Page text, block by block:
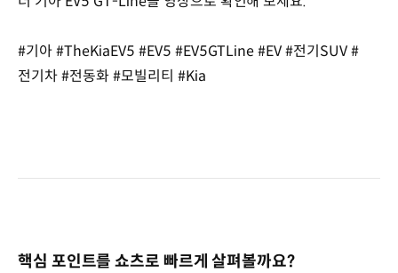
#기아 #TheKiaEV5 #EV5 #EV5GTLine #EV #전기SUV #
전기차 #전동화 #모빌리티 #Kia
핵심 포인트를 쇼츠로 빠르게 살펴볼까요?